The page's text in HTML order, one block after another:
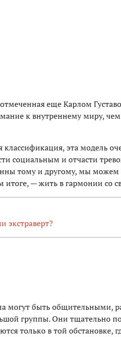
еще Карлом
к внутреннему миру,
эта модель
социальным и отчасти
тому и другому, мы
итоге, — жить в гармонии со
экстраверт?
могут быть общительными,
группы. Они тщательно
только в той